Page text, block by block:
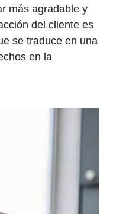
más agradable y
del cliente es
se traduce en una
en la